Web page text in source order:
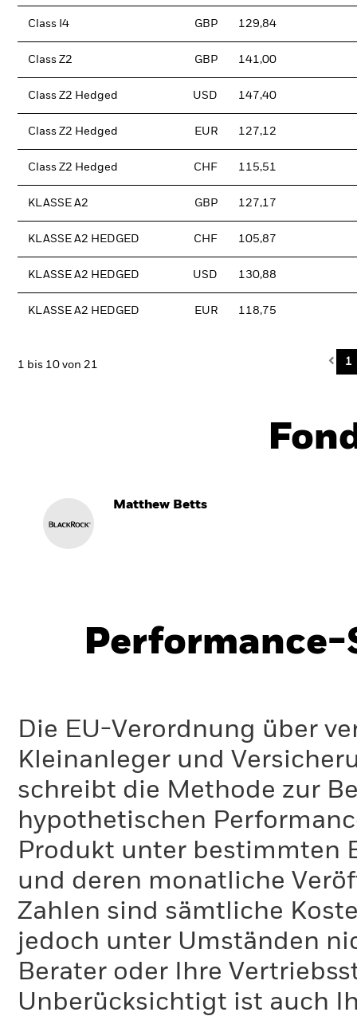
Class I4 GBP 129,84
Class Z2 GBP 141,00
Class Z2 Hedged USD 147,40
Class Z2 Hedged EUR 127,12
Class Z2 Hedged CHF 115,51
KLASSE A2 GBP 127,17
KLASSE A2 HEDGED CHF 105,87
KLASSE A2 HEDGED USD 130,88
KLASSE A2 HEDGED EUR 118,75
1 bis 10 von 21 1
Matthew Betts
Performance-
Die EU-Verordnung über
Kleinanleger und
schreibt die Methode zur
hypothetischen
Produkt unter bestimmten
und deren monatliche
Zahlen sind sämtliche
jedoch unter Umständen
Berater oder Ihre
Unberücksichtigt ist auch